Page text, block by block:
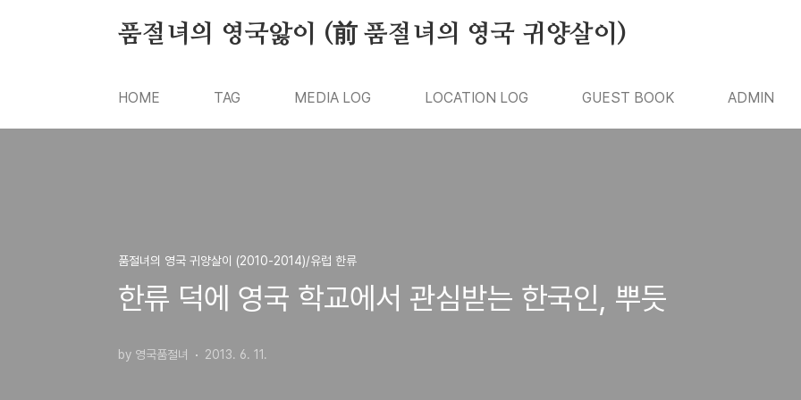
품절녀의 영국앓이 (前 품절녀의 영국 귀양살이)
HOME TAG MEDIA LOG LOCATION LOG GUEST BOOK ADMIN
품절녀의 영국 귀양살이 (2010-2014)/유럽 한류
한류 덕에 영국 학교에서 관심받는 한국인, 뿌듯
by 영국품절녀 2013. 6. 11.